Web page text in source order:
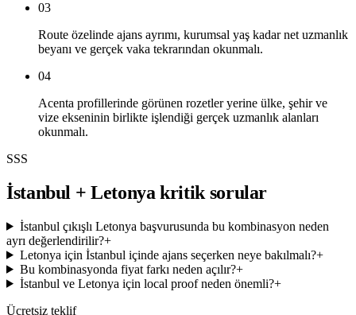
03
Route özelinde ajans ayrımı, kurumsal yaş kadar net uzmanlık
beyanı ve gerçek vaka tekrarından okunmalı.
04
Acenta profillerinde görünen rozetler yerine ülke, şehir ve
vize ekseninin birlikte işlendiği gerçek uzmanlık alanları
okunmalı.
SSS
İstanbul + Letonya kritik sorular
İstanbul çıkışlı Letonya başvurusunda bu kombinasyon neden
ayrı değerlendirilir?+
Letonya için İstanbul içinde ajans seçerken neye bakılmalı?+
Bu kombinasyonda fiyat farkı neden açılır?+
İstanbul ve Letonya için local proof neden önemli?+
Ücretsiz teklif